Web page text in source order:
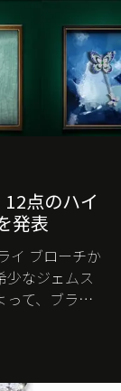
点のハイ
発表
イ ブローチか
少なジェムス
って、ブラン
込む。